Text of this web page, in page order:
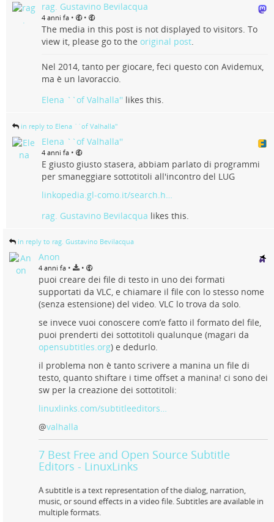
rag. Gustavino Bevilacqua
4 anni fa • •
The media in this post is not displayed to visitors. To
view it, please go to the original post.
Nel 2014, tanto per giocare, feci questo con Avidemux,
ma è un lavoraccio.
Elena ``of Valhalla'' likes this.
in reply to Elena ``of Valhalla''
Elena ``of Valhalla''
4 anni fa •
E giusto giusto stasera, abbiam parlato di programmi
per smaneggiare sottotitoli all'incontro del LUG
linkopedia.gl-como.it/search.h…
rag. Gustavino Bevilacqua likes this.
in reply to rag. Gustavino Bevilacqua
Anon
4 anni fa • •
puoi creare dei file di testo in uno dei formati
supportati da VLC, e chiamare il file con lo stesso nome
(senza estensione) del video. VLC lo trova da solo.
se invece vuoi conoscere com’e fatto il formato del file,
puoi prenderti dei sottotitoli qualunque (magari da
opensubtitles.org) e dedurlo.
il problema non è tanto scrivere a manina un file di
testo, quanto shiftare i time offset a manina! ci sono dei
sw per la creazione dei sottotitoli:
linuxlinks.com/subtitleeditors…
@valhalla
7 Best Free and Open Source Subtitle
Editors - LinuxLinks
A subtitle is a text representation of the dialog, narration,
music, or sound effects in a video file. Subtitles are available in
multiple formats.